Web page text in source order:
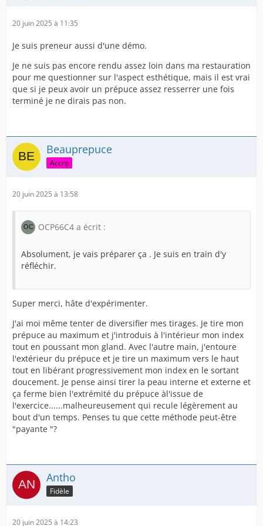
Ceci aurait pour but d'affiner et d'allonger la sortie du
prépuce , le rendant encore plus beau et efficace.
Quand dites vous ?
20 juin 2025 à 11:35
Je suis preneur aussi d'une démo.
Je ne suis pas encore rendu assez loin dans ma restauration
pour me questionner sur l'aspect esthétique, mais il est vrai
que si je peux avoir un prépuce assez resserrer une fois
terminé je ne dirais pas non.
Beauprepuce
Accro
20 juin 2025 à 13:58
OCP66C4 a écrit :
Absolument, je vais préparer ça . Je suis en train d'y
réfléchir.
Super merci, hâte d'expérimenter.
J'ai moi même tenter de diversifier mes tirages. Je tire mon
prépuce au maximum et j'introduis à l'intérieur mon index
tout en poussant mon gland. Avec l'autre main, j'entoure
l'extérieur du prépuce et je tire un maximum vers le haut
tout en libérant progressivement mon index en le sortant
doucement. Je pense ainsi tirer la peau interne et externe et
ça ferme bien l'extrémité du prépuce àl'issue de
l'exercice......malheureusement qui recule légèrement au
bout d'un temps. Penses tu que cette méthode peut-être
"payante "?
Antho
Fidèle
20 juin 2025 à 14:23